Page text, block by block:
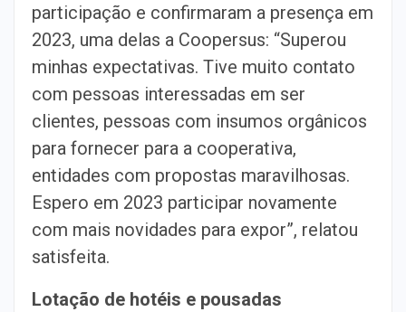
participação e confirmaram a presença em
2023, uma delas a Coopersus: “Superou
minhas expectativas. Tive muito contato
com pessoas interessadas em ser
clientes, pessoas com insumos orgânicos
para fornecer para a cooperativa,
entidades com propostas maravilhosas.
Espero em 2023 participar novamente
com mais novidades para expor”, relatou
satisfeita.
Lotação de hotéis e pousadas